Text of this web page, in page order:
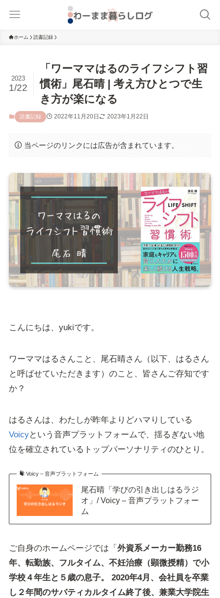
ホーム 読書記録
「ワーママはるのライフシフト習
慣術」尾石晴 | 考え方ひとつで生
き方が楽になる
2023
1/22
読書記録 2022年11月20日 2023年1月22日
当ページのリンクには広告が含まれています。
こんにちは、yukiです。
ワーママはるさんこと、尾石晴さん（以下、はるさん
と呼ばせていただきます）のこと、皆さんご存知です
か？
はるさんは、わたしが昨年よりどハマりしている
Voicyという音声プラットフォームで、揺るぎない地
位を確立されているトップパーソナリティのひとり。
Voicy – 音声プラットフォーム
尾石晴「学びの引き出しはるラジ
オ」/ Voicy – 音声プラットフォー
ム
ご自身のホームページでは「 外資系メーカー勤務16
年、転勤族、フルタイム、不妊治療（顕微授精）で小
学校４年生と５歳の息子。 2020年4月、会社員を卒業
し２年間のサバティカルタイム終了後、兼業大学院生